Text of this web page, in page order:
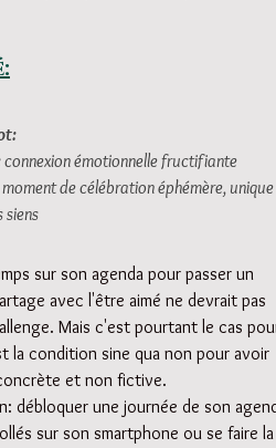
connexion émotionnelle fructifiante
moment de célébration éphémère, unique
siens
sur son agenda pour passer un
avec l'être aimé ne devrait pas
Mais c'est pourtant le cas
la condition sine qua non pour avoir
et non fictive.
débloquer une journée de son
sur son smartphone ou se faire la